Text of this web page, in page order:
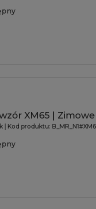
XM65 |
| Kod produktu: